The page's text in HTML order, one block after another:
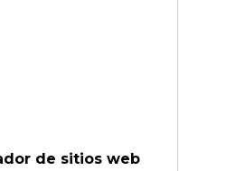
de sitios web